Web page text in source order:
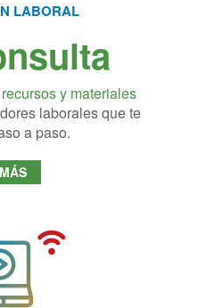
LABORAL
recursos y materiales
laborales que te
a paso.